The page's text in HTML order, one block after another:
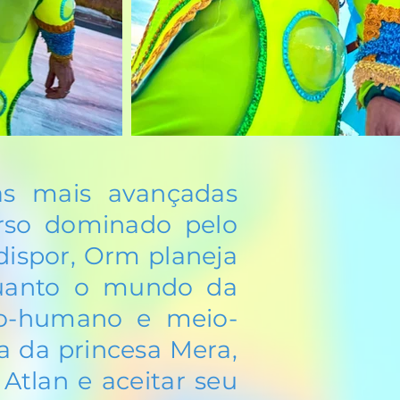
avançadas
dominado pelo
Orm planeja
o mundo da
humano e meio-
da princesa Mera,
e aceitar seu